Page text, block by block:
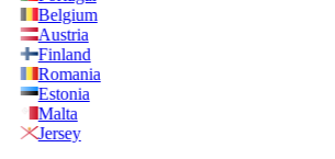
Belgium
Austria
Finland
Romania
Estonia
Malta
Jersey